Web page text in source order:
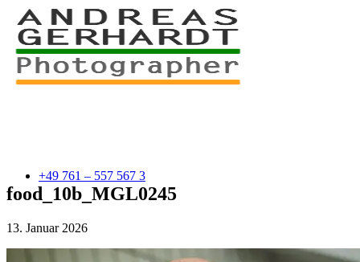
+49 761 – 557 567 3
food_10b_MGL0245
13. Januar 2026